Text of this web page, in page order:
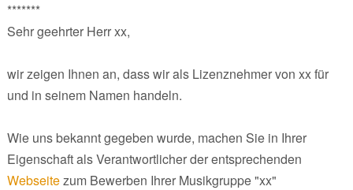
*******
Sehr geehrter Herr xx,
wir zeigen Ihnen an, dass wir als Lizenznehmer von xx für
und in seinem Namen handeln.
Wie uns bekannt gegeben wurde, machen Sie in Ihrer
Eigenschaft als Verantwortlicher der entsprechenden
Webseitezum Bewerben Ihrer Musikgruppe "xx"